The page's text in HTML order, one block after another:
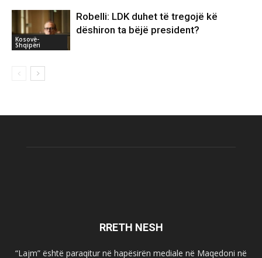
Kosovë-
Shqipëri
Robelli: LDK duhet të tregojë kë
dëshiron ta bëjë president?
RRETH NESH
“Lajm” është paraqitur në hapësirën mediale në Maqedoni në